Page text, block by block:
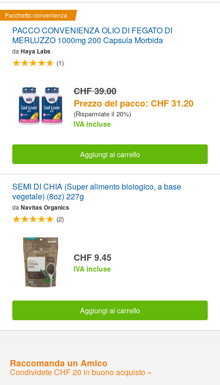
Pacchetto convenienza
PACCO CONVENIENZA OLIO DI FEGATO DI
MERLUZZO 1000mg 200 Capsula Morbida
da Haya Labs
(1)
CHF 39.00
Prezzo del pacco: CHF 31.20
(Risparmiate il 20%)
IVA incluse
Aggiungi al carrello
SEMI DI CHIA (Super alimento biologico, a base
vegetale) (8oz) 227g
da Navitas Organics
(2)
CHF 9.45
IVA incluse
Aggiungi al carrello
Raccomanda un Amico
Condividete CHF 20 in buono acquisto »